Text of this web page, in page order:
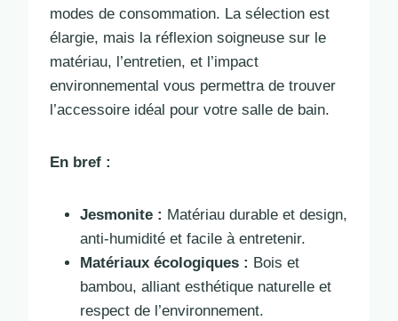
modes de consommation. La sélection est
élargie, mais la réflexion soigneuse sur le
matériau, l’entretien, et l’impact
environnemental vous permettra de trouver
l’accessoire idéal pour votre salle de bain.
En bref :
Jesmonite : Matériau durable et design,
anti-humidité et facile à entretenir.
Matériaux écologiques : Bois et
bambou, alliant esthétique naturelle et
respect de l’environnement.